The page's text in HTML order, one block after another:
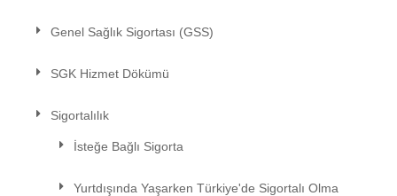
Genel Sağlık Sigortası (GSS)
SGK Hizmet Dökümü
Sigortalılık
İsteğe Bağlı Sigorta
Yurtdışında Yaşarken Türkiye'de Sigortalı Olma